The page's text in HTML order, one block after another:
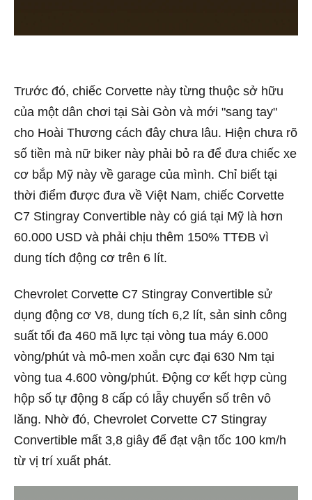
Trước đó, chiếc Corvette này từng thuộc sở hữu
của một dân chơi tại Sài Gòn và mới "sang tay"
cho Hoài Thương cách đây chưa lâu. Hiện chưa rõ
số tiền mà nữ biker này phải bỏ ra để đưa chiếc xe
cơ bắp Mỹ này về garage của mình. Chỉ biết tại
thời điểm được đưa về Việt Nam, chiếc Corvette
C7 Stingray Convertible này có giá tại Mỹ là hơn
60.000 USD và phải chịu thêm 150% TTĐB vì
dung tích động cơ trên 6 lít.
Chevrolet Corvette C7 Stingray Convertible sử
dụng động cơ V8, dung tích 6,2 lít, sản sinh công
suất tối đa 460 mã lực tại vòng tua máy 6.000
vòng/phút và mô-men xoắn cực đại 630 Nm tại
vòng tua 4.600 vòng/phút. Động cơ kết hợp cùng
hộp số tự động 8 cấp có lẫy chuyển số trên vô
lăng. Nhờ đó, Chevrolet Corvette C7 Stingray
Convertible mất 3,8 giây để đạt vận tốc 100 km/h
từ vị trí xuất phát.